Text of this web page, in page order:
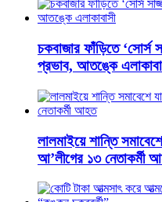
চকবাজার ফাঁড়িতে
প্রভাব, আতঙ্কে
লালমাইয়ে শান্তি
আ’লীগের ১৩ নেতাকর্মী